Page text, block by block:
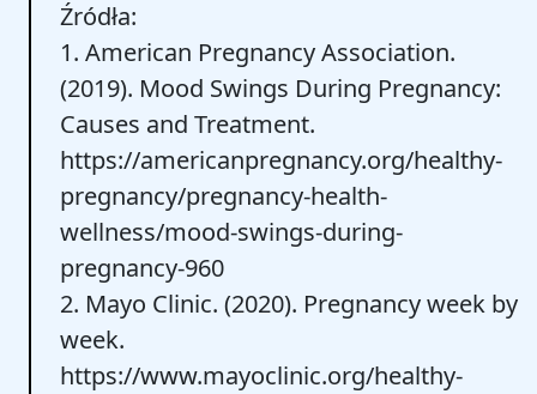
Źródła:
1. American Pregnancy Association.
(2019). Mood Swings During Pregnancy:
Causes and Treatment.
https://americanpregnancy.org/healthy-
pregnancy/pregnancy-health-
wellness/mood-swings-during-
pregnancy-960
2. Mayo Clinic. (2020). Pregnancy week by
week.
https://www.mayoclinic.org/healthy-